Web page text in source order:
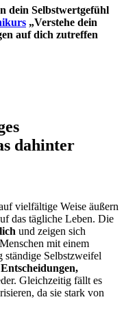
dein Selbstwertgefühl
„Verstehe dein
auf dich zutreffen
dahinter
vielfältige Weise äußern
das tägliche Leben. Die
und zeigen sich
mit einem
ständige Selbstzweifel
Gleichzeitig fällt es
da sie stark von